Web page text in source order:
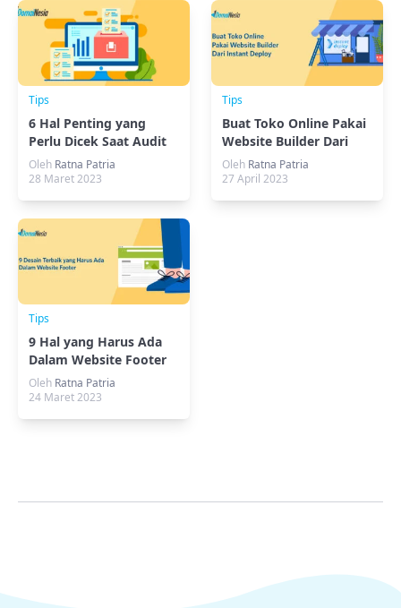
Tips
6 Hal Penting yang
Perlu Dicek Saat Audit
Website
Oleh Ratna Patria
28 Maret 2023
Tips
Buat Toko Online Pakai
Website Builder Dari
Instant Deploy
Oleh Ratna Patria
27 April 2023
Tips
9 Hal yang Harus Ada
Dalam Website Footer
Kamu
Oleh Ratna Patria
24 Maret 2023